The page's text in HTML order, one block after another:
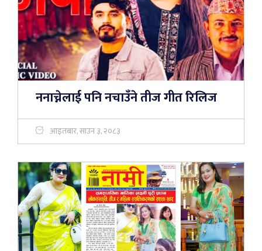
ननाच्नेलाई पनि नचाउँने तीज गीत रिलिज
आइतबार, साउन ३, २०८३